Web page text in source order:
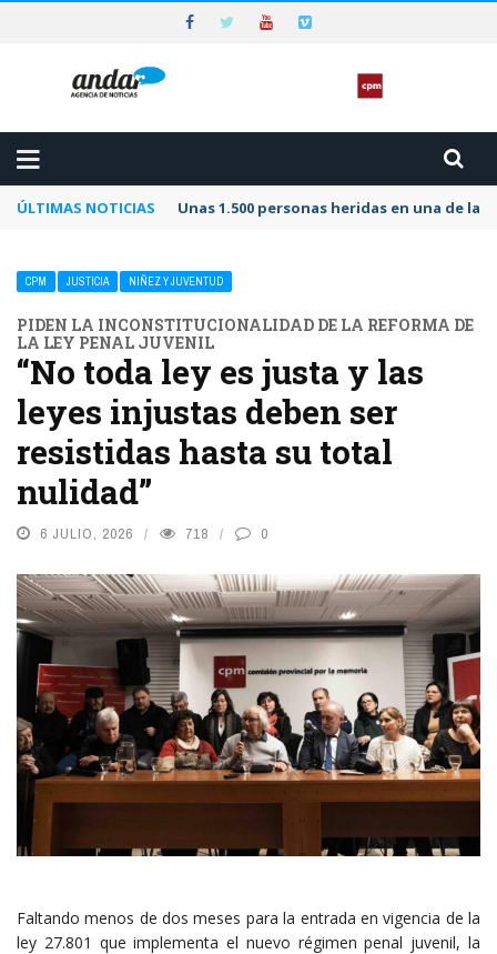
ÚLTIMAS NOTICIAS Unas 1.500 personas heridas en una de
CPM JUSTICIA NIÑEZ Y JUVENTUD
PIDEN LA INCONSTITUCIONALIDAD DE LA REFORMA DE
LA LEY PENAL JUVENIL
“No toda ley es justa y las
leyes injustas deben ser
resistidas hasta su total
nulidad”
6 JULIO, 2026 718 0
Faltando menos de dos meses para la entrada en vigencia de la
ley 27.801 que implementa el nuevo régimen penal juvenil, la